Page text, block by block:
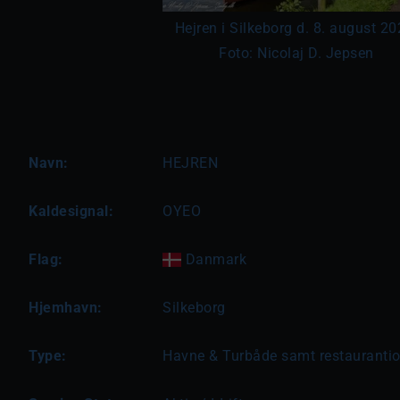
Hejren i Silkeborg d. 8. august
Foto: Nicolaj D. Jepsen
Navn: HEJREN
Kaldesignal: OYEO
Flag: Danmark
Hjemhavn: Silkeborg
Type: Havne & Turbåde samt